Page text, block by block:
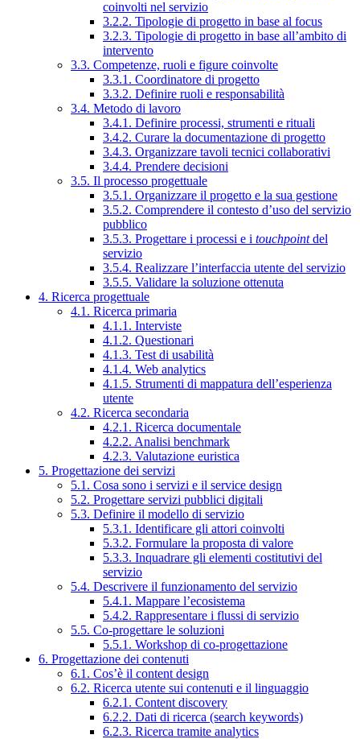
coinvolti nel servizio
3.2.2. Tipologie di progetto in base al focus
3.2.3. Tipologie di progetto in base all’ambito di
intervento
3.3. Competenze, ruoli e figure coinvolte
3.3.1. Coordinatore di progetto
3.3.2. Definire ruoli e responsabilità
3.4. Metodo di lavoro
3.4.1. Definire processi, strumenti e rituali
3.4.2. Curare la documentazione di progetto
3.4.3. Organizzare tavoli tecnici collaborativi
3.4.4. Prendere decisioni
3.5. Il processo progettuale
3.5.1. Organizzare il progetto e la sua gestione
3.5.2. Comprendere il contesto d’uso del servizio
pubblico
3.5.3. Progettare i processi e i touchpointdel
servizio
3.5.4. Realizzare l’interfaccia utente del servizio
3.5.5. Validare la soluzione ottenuta
4. Ricerca progettuale
4.1. Ricerca primaria
4.1.1. Interviste
4.1.2. Questionari
4.1.3. Test di usabilità
4.1.4. Web analytics
4.1.5. Strumenti di mappatura dell’esperienza
utente
4.2. Ricerca secondaria
4.2.1. Ricerca documentale
4.2.2. Analisi benchmark
4.2.3. Valutazione euristica
5. Progettazione dei servizi
5.1. Cosa sono i servizi e il service design
5.2. Progettare servizi pubblici digitali
5.3. Definire il modello di servizio
5.3.1. Identificare gli attori coinvolti
5.3.2. Formulare la proposta di valore
5.3.3. Inquadrare gli elementi costitutivi del
servizio
5.4. Descrivere il funzionamento del servizio
5.4.1. Mappare l’ecosistema
5.4.2. Rappresentare i flussi di servizio
5.5. Co-progettare le soluzioni
5.5.1. Workshop di co-progettazione
6. Progettazione dei contenuti
6.1. Cos’è il content design
6.2. Ricerca utente sui contenuti e il linguaggio
6.2.1. Content discovery
6.2.2. Dati di ricerca (search keywords)
6.2.3. Ricerca tramite analytics